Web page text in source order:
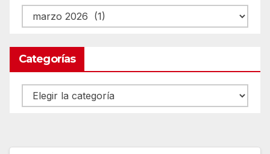
Archivos
Categorías
Categorías